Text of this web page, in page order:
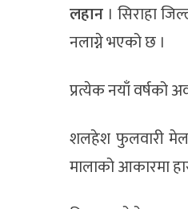
लहान । सिराहा
नलाग्ने भएको छ ।
प्रत्येक नयाँ वर्षको
शलहेश फुलवारी
मालाको आकारमा